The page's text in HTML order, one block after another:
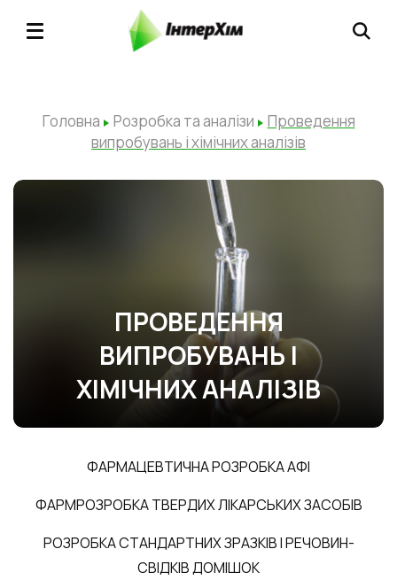
Головна Розробка та аналізи
Проведення
випробувань і хімічних аналізів
ПРОВЕДЕННЯ
ВИПРОБУВАНЬ І
ХІМІЧНИХ АНАЛІЗІВ
ФАРМАЦЕВТИЧНА РОЗРОБКА АФІ
ФАРМРОЗРОБКА ТВЕРДИХ ЛІКАРСЬКИХ ЗАСОБІВ
РОЗРОБКА СТАНДАРТНИХ ЗРАЗКІВ І РЕЧОВИН-
СВІДКІВ ДОМІШОК